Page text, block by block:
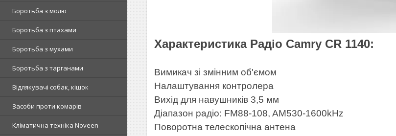
Боротьба з молю
Боротьба з птахами
Боротьба з мухами
Боротьба з тарганами
Відлякувачі собак, кішок
Засоби проти комарів
Кліматична техніка Noveen
Характеристика Радіо Camry CR 1140:
Вимикач зі змінним об'ємом
Налаштування контролера
Вихід для навушників 3,5 мм
Діапазон радіо: FM88-108, AM530-1600kHz
Поворотна телескопічна антена